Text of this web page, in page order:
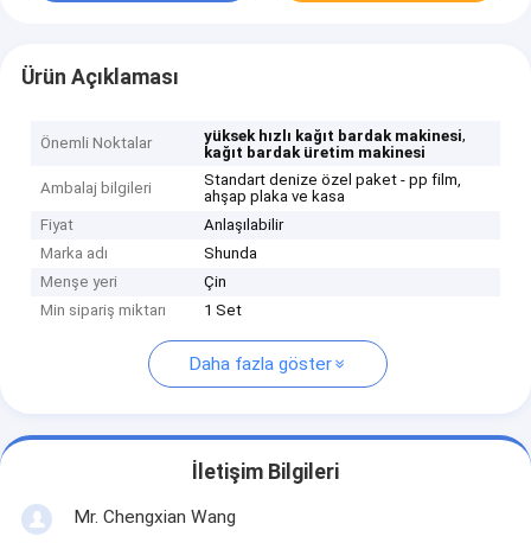
Ürün Açıklaması
Önemli Noktalar yüksek hızlı kağıt bardak makinesi,
kağıt bardak üretim makinesi
Ambalaj bilgileri
Standart denize özel paket - pp film,
ahşap plaka ve kasa
Fiyat
Anlaşılabilir
Marka adı
Shunda
Menşe yeri
Çin
Min sipariş miktarı
1 Set
Daha fazla göster
İletişim Bilgileri
Mr. Chengxian Wang